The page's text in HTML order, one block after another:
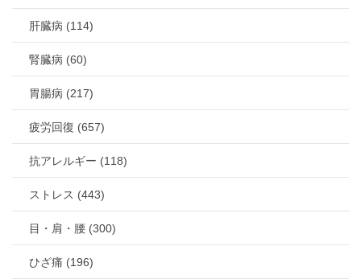
肝臓病 (114)
腎臓病 (60)
胃腸病 (217)
疲労回復 (657)
抗アレルギー (118)
ストレス (443)
目・肩・腰 (300)
ひざ痛 (196)